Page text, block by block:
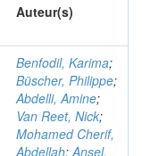
Auteur(s)
Benfodil, Karima;
Büscher, Philippe;
Abdelli, Amine;
Van Reet, Nick;
Mohamed Cherif,
Abdellah;Ansel,